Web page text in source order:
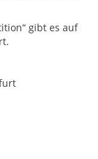
gibt es auf